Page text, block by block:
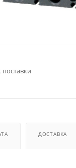
ДОСТАВКА